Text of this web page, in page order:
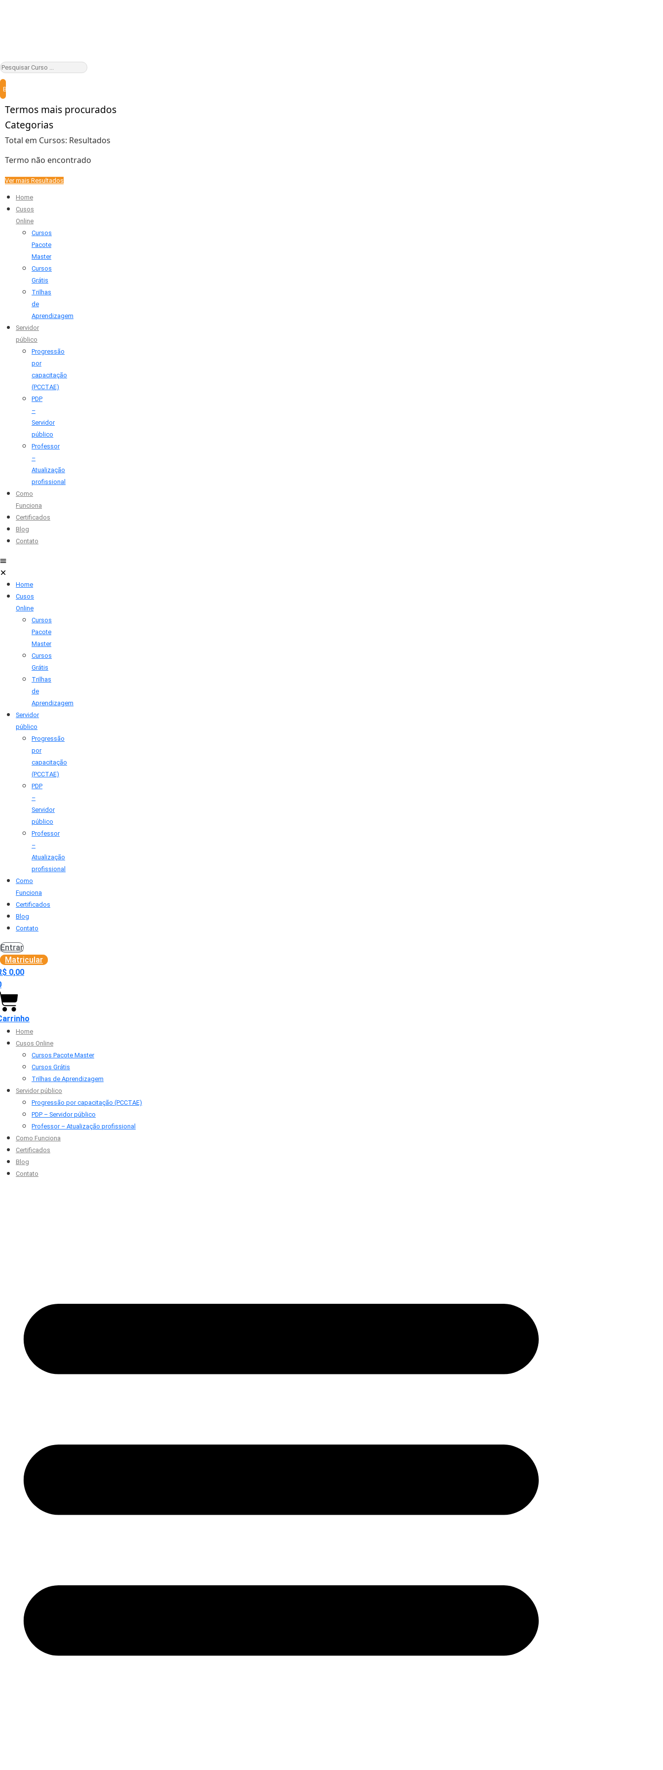
Buscar
Termos mais procurados
Categorias
Total em Cursos: Resultados
Termo não encontrado
Ver mais Resultados
Home
Cusos
Online
Cursos
Pacote
Master
Cursos
Grátis
Trilhas
de
Aprendizagem
Servidor
público
Progressão
por
capacitação
(PCCTAE)
PDP
–
Servidor
público
Professor
–
Atualização
profissional
Como
Funciona
Certificados
Blog
Contato
Home
Cusos
Online
Cursos
Pacote
Master
Cursos
Grátis
Trilhas
de
Aprendizagem
Servidor
público
Progressão
por
capacitação
(PCCTAE)
PDP
–
Servidor
público
Professor
–
Atualização
profissional
Como
Funciona
Certificados
Blog
Contato
Entrar
Matricular
0,00
Home
Cusos Online
Cursos Pacote Master
Cursos Grátis
Trilhas de Aprendizagem
Servidor público
Progressão por capacitação (PCCTAE)
PDP – Servidor público
Professor – Atualização profissional
Como Funciona
Certificados
Blog
Contato